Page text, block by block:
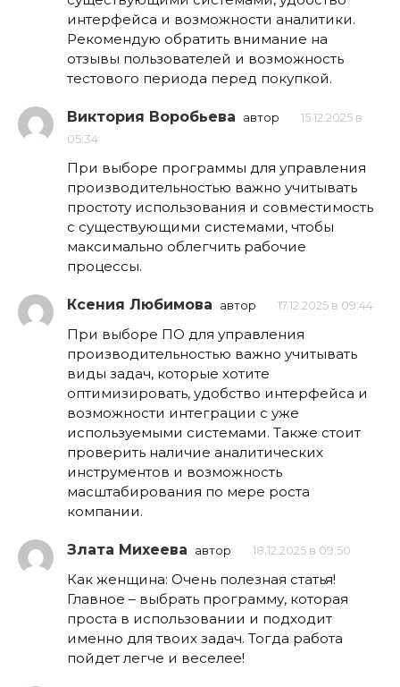
интерфейса и возможности аналитики.
Рекомендую обратить внимание на
отзывы пользователей и возможность
тестового периода перед покупкой.
Виктория Воробьева автор
15.12.2025 в
05:34
При выборе программы для управления
производительностью важно учитывать
простоту использования и совместимость
с существующими системами, чтобы
максимально облегчить рабочие
процессы.
Ксения Любимова автор 17.12.2025 в 09:44
При выборе ПО для управления
производительностью важно учитывать
виды задач, которые хотите
оптимизировать, удобство интерфейса и
возможности интеграции с уже
используемыми системами. Также стоит
проверить наличие аналитических
инструментов и возможность
масштабирования по мере роста
компании.
Злата Михеева автор 18.12.2025 в 09:50
Как женщина: Очень полезная статья!
Главное – выбрать программу, которая
проста в использовании и подходит
именно для твоих задач. Тогда работа
пойдет легче и веселее!